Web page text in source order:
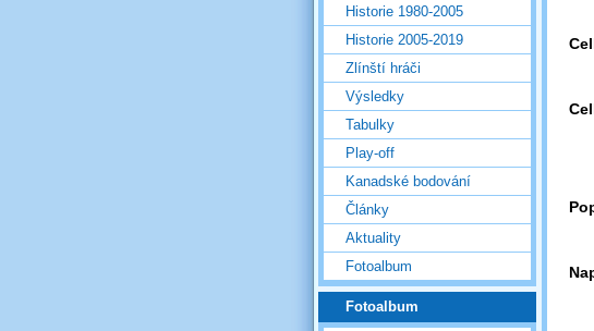
Historie 1980-2005
Historie 2005-2019
Zlínští hráči
Výsledky
Tabulky
Play-off
Kanadské bodování
Články
Aktuality
Fotoalbum
Fotoalbum